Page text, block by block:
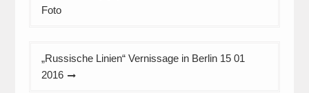
Foto
„Russische Linien“ Vernissage in Berlin 15 01
2016